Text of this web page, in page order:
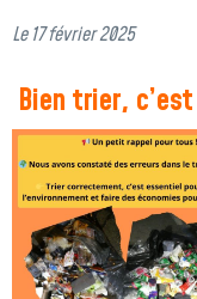
Le 17 février 2025
Bien trier,